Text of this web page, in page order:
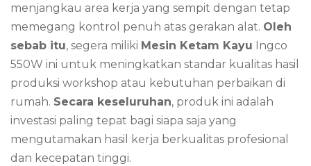
menjangkau area kerja yang sempit dengan tetap
memegang kontrol penuh atas gerakan alat. Oleh
sebab itu, segera miliki Mesin Ketam Kayu Ingco
550W ini untuk meningkatkan standar kualitas hasil
produksi workshop atau kebutuhan perbaikan di
rumah. Secara keseluruhan, produk ini adalah
investasi paling tepat bagi siapa saja yang
mengutamakan hasil kerja berkualitas profesional
dan kecepatan tinggi.